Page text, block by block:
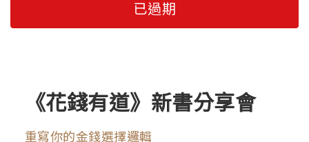
已過期
《花錢有道》新書分享會
重寫你的金錢選擇邏輯